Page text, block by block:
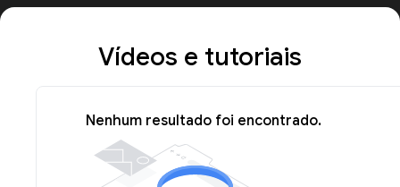
Vídeos e tutoriais
Nenhum resultado foi encontrado.